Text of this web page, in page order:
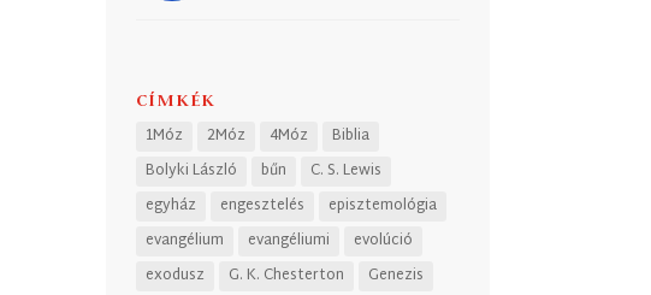
CÍMKÉK
1Móz 2Móz 4Móz
Biblia
Bolyki László
bűn
C. S. Lewis
egyház
engesztelés
episztemológia
evangélium
evangéliumi
evolúció
exodusz
G. K. Chesterton
Genezis